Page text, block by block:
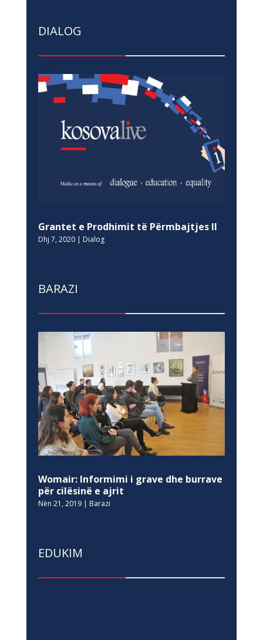
DIALOG
Grantet e Prodhimit të Përmbajtjes II
Dhj 7, 2020| Dialog
BARAZI
Womair: Informimi i grave dhe burrave
për cilësinë e ajrit
Nën 21, 2019| Barazi
EDUKIM